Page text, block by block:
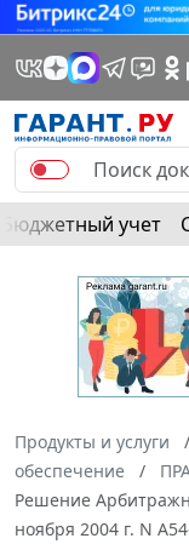
Бюджетный учет
Продукты и услуги
обеспечение
Решение
ноября 2004 г. N